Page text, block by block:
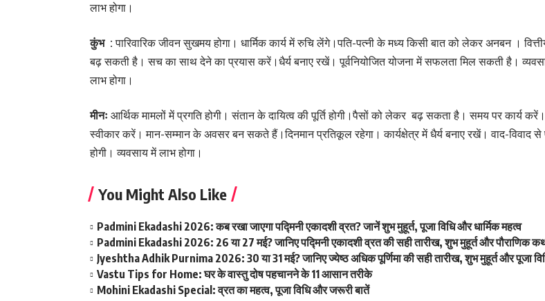
लाभ होगा।
कुंभ :पारिवारिक जीवन सुखमय होगा। धार्मिक कार्य में रुचि लेंगे।पति-पत्नी के मध्य किसी बात को लेकर अनबन ।
बढ़ सकती है। सच का साथ देने का प्रयास करें।धैर्य बनाए रखें। पूर्वनियोजित योजना में सफलता मिल सकती है।
लाभ होगा।
मीनः आर्थिक मामलों में प्रगति होगी। संतान के दायित्व की पूर्ति होगी।पैसों को लेकर बढ़ सकता है। समय पर कार्य
स्वीकार करें। मान-सम्मान के अवसर बन सकते हैं।दिनमान प्रतिकूल रहेगा। कार्यक्षेत्र में धैर्य बनाए रखें। वाद-विवाद से
होगी। व्यवसाय में लाभ होगा।
You Might Also Like
Padmini Ekadashi 2026: कब रखा जाएगा पद्मिनी एकादशी व्रत? जानें शुभ मुहूर्त, पूजा विधि और धार्मिक महत्व
Padmini Ekadashi 2026: 26 या 27 मई? जानिए पद्मिनी एकादशी व्रत की सही तारीख, शुभ मुहूर्त और पौराणिक
Jyeshtha Adhik Purnima 2026: 30 या 31 मई? जानिए ज्येष्ठ अधिक पूर्णिमा की सही तारीख, शुभ मुहूर्त और पूजा
Vastu Tips for Home: घर के वास्तु दोष पहचानने के 11 आसान तरीके
Mohini Ekadashi Special: व्रत का महत्व, पूजा विधि और जरूरी बातें